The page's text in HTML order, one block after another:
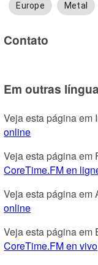
Europe Metal
Contato
Em outras
Veja esta página em
online
Veja esta página em
CoreTime.FM en
Veja esta página em
online
Veja esta página em
CoreTime.FM en vivo